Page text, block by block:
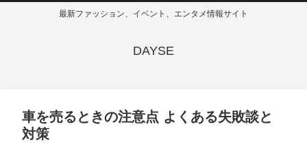
最新ファッション、イベント、エンタメ情報サイト
DAYSE
車を売るときの注意点 よくある失敗談と
対策